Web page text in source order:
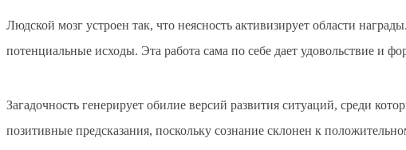
Людской мозг устроен так, что неясность активизирует области
потенциальные исходы. Эта работа сама по себе дает удовольствие и
Загадочность генерирует обилие версий развития ситуаций, среди
позитивные предсказания, поскольку сознание склонен к